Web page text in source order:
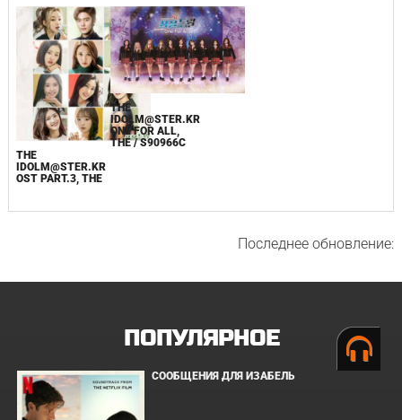
THE
IDOLM@STER.KR
OST PART.3, THE
THE
IDOLM@STER.KR
ONE FOR ALL,
THE / S90966C
Последнее обновление:
ПОПУЛЯРНОЕ
СООБЩЕНИЯ ДЛЯ ИЗАБЕЛЬ